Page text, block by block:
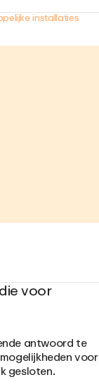
installaties
voor
antwoord te
voor
gesloten.